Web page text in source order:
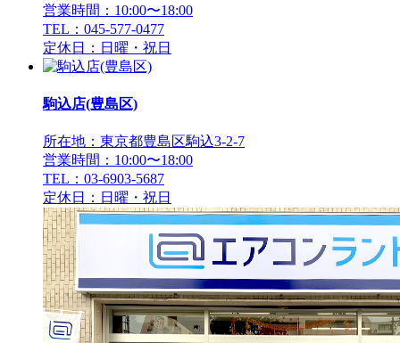
営業時間：10:00〜18:00
TEL：045-577-0477
定休日：日曜・祝日
駒込店(豊島区)
所在地：東京都豊島区駒込3-2-7
営業時間：10:00〜18:00
TEL：03-6903-5687
定休日：日曜・祝日